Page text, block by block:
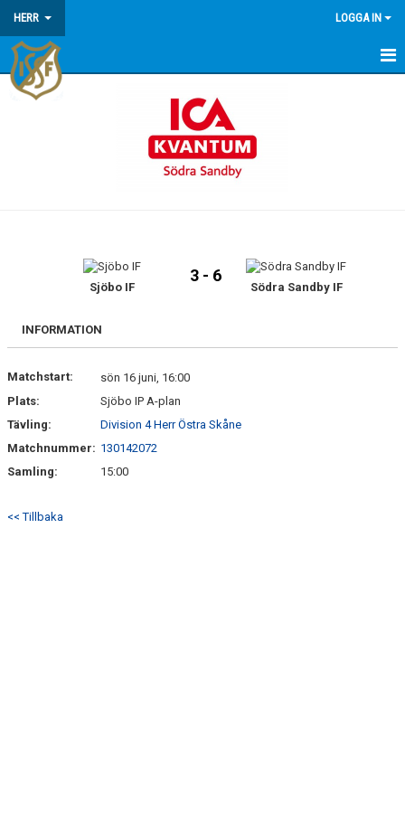
HERR LOGGA IN
HEM
Sjöbo IF
3 - 6
Södra Sandby IF
INFORMATION
Matchstart:
sön 16 juni, 16:00
Plats:
Sjöbo IP A-plan
Tävling:
Division 4 Herr Östra Skåne
Matchnummer: 130142072
Samling:
15:00
<< Tillbaka